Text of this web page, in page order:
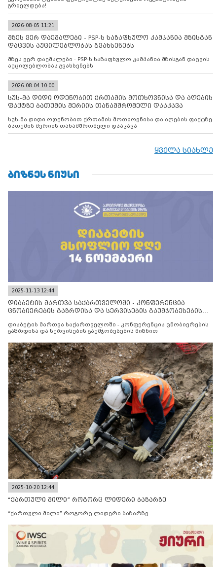
გრძელდება!
2026-08-05 11:21
მზეს ვერ დაემალები - PSP-ს საზაფხულო კამპანია მზისგან
დაცვის აუცილებლობას გვახსენებს
მზეს ვერ დაემალები - PSP-ს საზაფხულო კამპანია მზისგან დაცვის
აუცილებლობას გვახსენებს
2026-08-04 10:00
სუს-მა დიდი ოდენობით ქრთამის მოთხოვნისა და აღების
ფაქტზე ბათუმის მერიის თანამშრომელი დააკავა
სუს-მა დიდი ოდენობით ქრთამის მოთხოვნისა და აღების ფაქტზე
ბათუმის მერიის თანამშრომელი დააკავა
ყველა სიახლე
ᲑᲘᲖᲜᲔᲡ ᲜᲘᲣᲡᲘ
2025-11-13 12:44
დიაბეტის მართვა საქართველოში - კონფერენცია
ცნობიერების გაზრდისა და სერვისების გაუმჯობესების
დიაბეტის მართვა საქართველოში - კონფერენცია ცნობიერების
გაზრდისა და სერვისების გაუმჯობესების მიზნით
2025-10-20 12:44
“ქართული მილი” როგორც ლიდერი ბაზარზე
“ქართული მილი” როგორც ლიდერი ბაზარზე